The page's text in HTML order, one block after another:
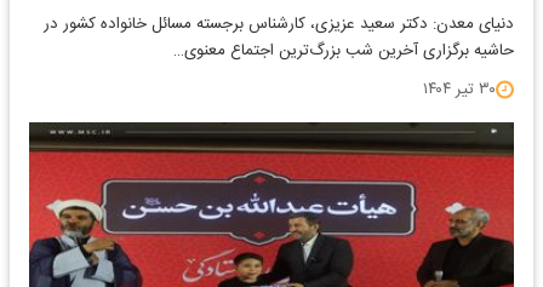
دنیای معدن: دکتر سعید عزیزی، کارشناس برجسته مسائل خانواده کشور در
حاشیه برگزاری آخرین شب بزرگ‌ترین اجتماع معنوی…
۳۰ تیر ۱۴۰۴